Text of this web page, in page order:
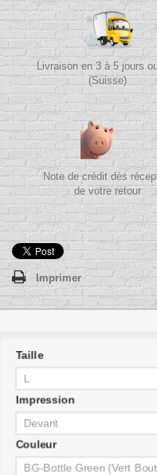
Livraison en 3 à 5 jours
(Suisse)
Note de crédit dès
de votre retour
Imprimer
Taille
Impression
Couleur